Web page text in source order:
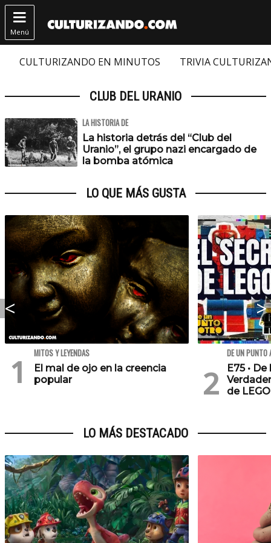

Menú
CULTURIZANDO EN MINUTOS TRIVIA
CLUB DEL URANIO
LA HISTORIA DE
La historia detrás del “Club del
Uranio”, el grupo nazi encargado de
la bomba atómica
LO QUE MÁS GUSTA
MITOS Y LEYENDAS
El mal de ojo en la creencia
popular
DE UN PUNTO
E75 •
de
LO MÁS DESTACADO